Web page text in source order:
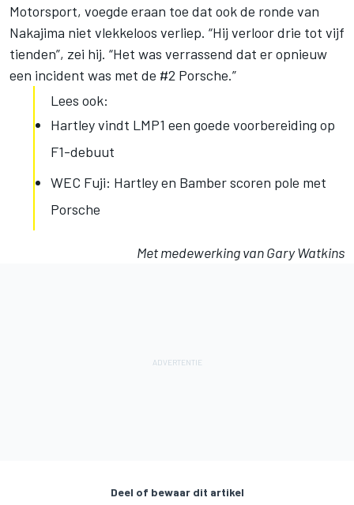
Motorsport, voegde eraan toe dat ook de ronde van
Nakajima niet vlekkeloos verliep. “Hij verloor drie tot vijf
tienden”, zei hij. “Het was verrassend dat er opnieuw
een incident was met de #2 Porsche.”
Lees ook:
Hartley vindt LMP1 een goede voorbereiding op
F1-debuut
WEC Fuji: Hartley en Bamber scoren pole met
Porsche
Met medewerking van Gary Watkins
Deel of bewaar dit artikel